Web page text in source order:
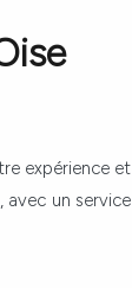
expérience et
avec un service